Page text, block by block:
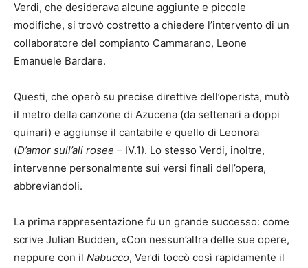
Verdi, che desiderava alcune aggiunte e piccole
modifiche, si trovò costretto a chiedere l’intervento di un
collaboratore del compianto Cammarano, Leone
Emanuele Bardare.
Questi, che operò su precise direttive dell’operista, mutò
il metro della canzone di Azucena (da settenari a doppi
quinari) e aggiunse il cantabile e quello di Leonora
(D’amor sull’ali rosee – IV.1). Lo stesso Verdi, inoltre,
intervenne personalmente sui versi finali dell’opera,
abbreviandoli.
La prima rappresentazione fu un grande successo: come
scrive Julian Budden, «Con nessun’altra delle sue opere,
neppure con il Nabucco, Verdi toccò così rapidamente il